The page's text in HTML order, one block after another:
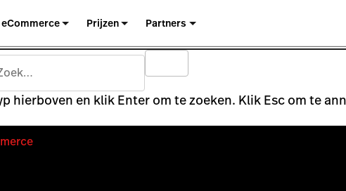
eCommerce Prijzen Partners
hierboven en klik Enter om te zoeken. Klik Esc om te